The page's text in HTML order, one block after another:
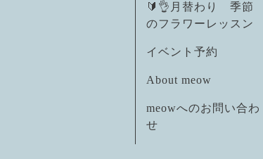
🔰👌月替わり 季節
のフラワーレッスン
イベント予約
About meow
meowへのお問い合わ
せ